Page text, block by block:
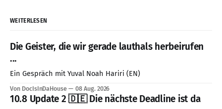
WEITERLESEN
Die Geister, die wir gerade lauthals herbeirufen
...
Ein Gespräch mit Yuval Noah Hariri (EN)
Von DocIsInDaHouse 08 Aug. 2026
10.8 Update 2 🇩🇪 Die nächste Deadline ist da